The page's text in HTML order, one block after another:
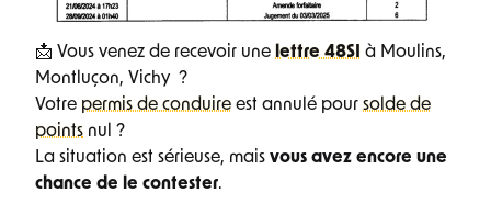
📩 Vous venez de recevoir une lettre 48SI à Moulins,
Montluçon, Vichy ?
Votre permis de conduire est annulé pour solde de
points nul ?
La situation est sérieuse, mais vous avez encore une
chance de le contester.